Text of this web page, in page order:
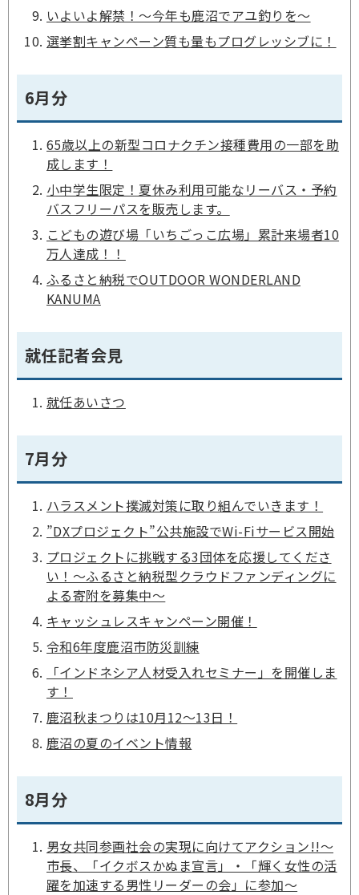
いよいよ解禁！～今年も鹿沼でアユ釣りを～
選挙割キャンペーン質も量もプログレッシブに！
6月分
65歳以上の新型コロナクチン接種費用の一部を助
成します！
小中学生限定！夏休み利用可能なリーバス・予約
バスフリーパスを販売します。
こどもの遊び場「いちごっこ広場」累計来場者10
万人達成！！
ふるさと納税でOUTDOOR WONDERLAND
KANUMA
就任記者会見
就任あいさつ
7月分
ハラスメント撲滅対策に取り組んでいきます！
”DXプロジェクト”公共施設でWi-Fiサービス開始
プロジェクトに挑戦する3団体を応援してくださ
い！～ふるさと納税型クラウドファンディングに
よる寄附を募集中～
キャッシュレスキャンペーン開催！
令和6年度鹿沼市防災訓練
「インドネシア人材受入れセミナー」を開催しま
す！
鹿沼秋まつりは10月12～13日！
鹿沼の夏のイベント情報
8月分
男女共同参画社会の実現に向けてアクション!!～
市長、「イクボスかぬま宣言」・「輝く女性の活
躍を加速する男性リーダーの会」に参加～